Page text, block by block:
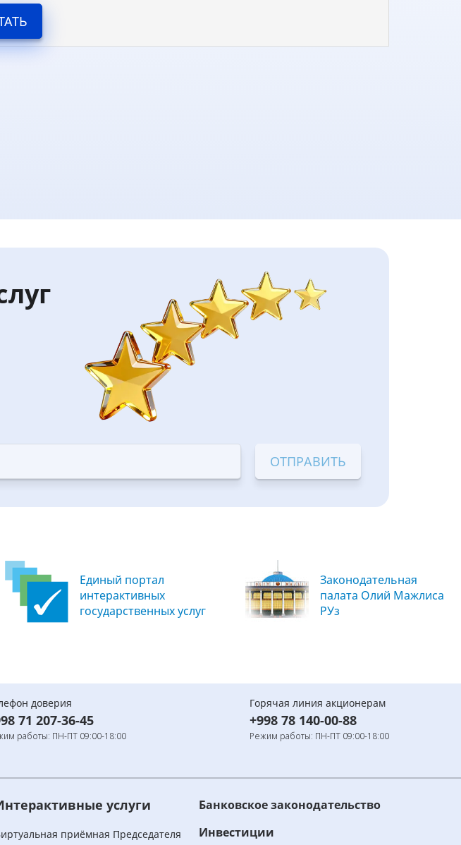
Единый портал
интерактивных
государственных услуг
Законодательная
палата Олий Мажлиса
РУз
доверия
71 207-36-45
работы: ПН-ПТ 09:00-18:00
Горячая линия акционерам
+998 78 140-00-88
Режим работы: ПН-ПТ 09:00-18:00
услуги
приёмная Председателя
Банковское законодательство
Инвестиции